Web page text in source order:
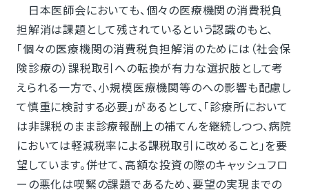
日本医師会においても、個々の医療機関の消費税負
担解消は課題として残されているという認識のもと、
「個々の医療機関の消費税負担解消のためには（社会保
険診療の）課税取引への転換が有力な選択肢として考
えられる一方で、小規模医療機関等のへの影響も配慮し
て慎重に検討する必要」があるとして、「診療所において
は非課税のまま診療報酬上の補てんを継続しつつ、病院
においては軽減税率による課税取引に改めること」を要
望しています。併せて、高額な投資の際のキャッシュフロ
ーの悪化は喫緊の課題であるため、要望の実現までの